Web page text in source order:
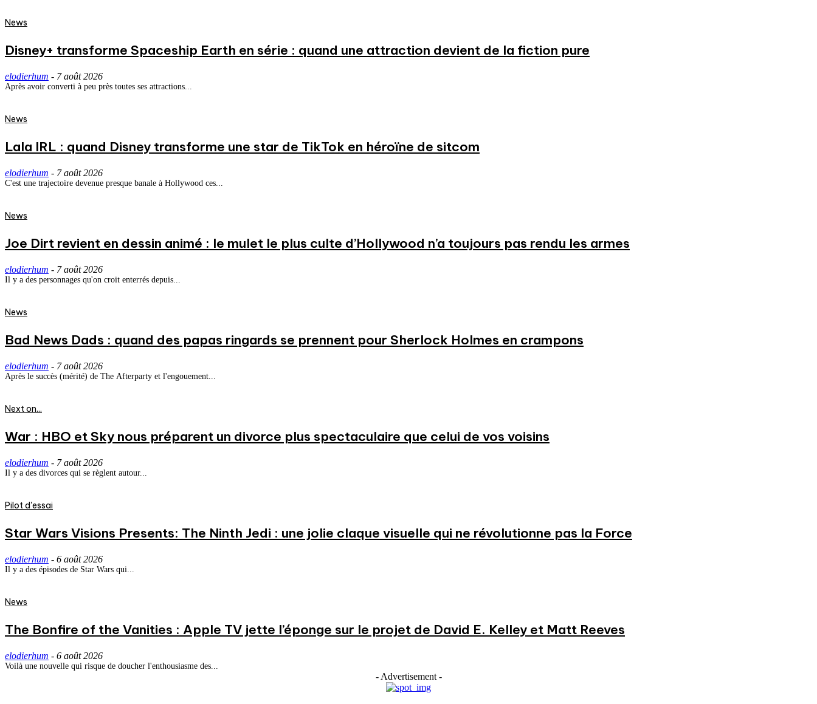
News
Disney+ transforme Spaceship Earth en série : quand une attraction devient de la fiction pure
elodierhum - 7 août 2026
Après avoir converti à peu près toutes ses attractions...
News
Lala IRL : quand Disney transforme une star de TikTok en héroïne de sitcom
elodierhum - 7 août 2026
C'est une trajectoire devenue presque banale à Hollywood ces...
News
Joe Dirt revient en dessin animé : le mulet le plus culte d’Hollywood n’a toujours pas rendu les armes
elodierhum - 7 août 2026
Il y a des personnages qu'on croit enterrés depuis...
News
Bad News Dads : quand des papas ringards se prennent pour Sherlock Holmes en crampons
elodierhum - 7 août 2026
Après le succès (mérité) de The Afterparty et l'engouement...
Next on...
War : HBO et Sky nous préparent un divorce plus spectaculaire que celui de vos voisins
elodierhum - 7 août 2026
Il y a des divorces qui se règlent autour...
Pilot d'essai
Star Wars Visions Presents: The Ninth Jedi : une jolie claque visuelle qui ne révolutionne pas la Force
elodierhum - 6 août 2026
Il y a des épisodes de Star Wars qui...
News
The Bonfire of the Vanities : Apple TV jette l’éponge sur le projet de David E. Kelley et Matt Reeves
elodierhum - 6 août 2026
Voilà une nouvelle qui risque de doucher l'enthousiasme des...
- Advertisement -